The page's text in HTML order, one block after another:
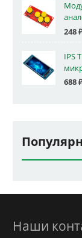
248₽
IPS
688₽
Наши